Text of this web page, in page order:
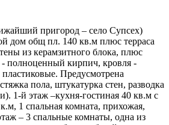
пригород – село Супсех)
дом общ пл. 140 кв.м плюс терраса
из керамзитного блока, плюс
- полноценный кирпич, кровля -
Предусмотрена
пола, штукатурка стен, разводка
1-й этаж –кухня-гостиная 40 кв.м с
1 спальная комната, прихожая,
– 3 спальные комнаты, одна из